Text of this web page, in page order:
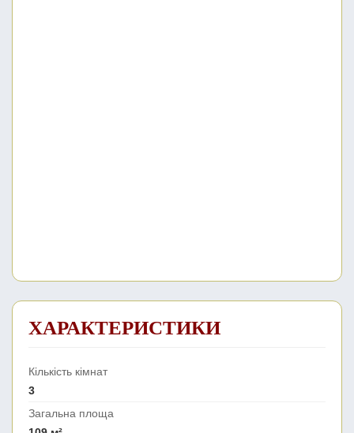
ХАРАКТЕРИСТИКИ
Кількість кімнат
3
Загальна площа